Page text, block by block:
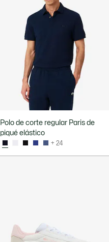
Polo de corte regular Paris de
piqué elástico
+ 24